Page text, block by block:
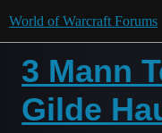
World of Warcraft Forums
3 Mann
Gilde